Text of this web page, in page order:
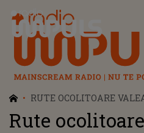
Radio Impuls
RUTE OCOLITOARE
Rute